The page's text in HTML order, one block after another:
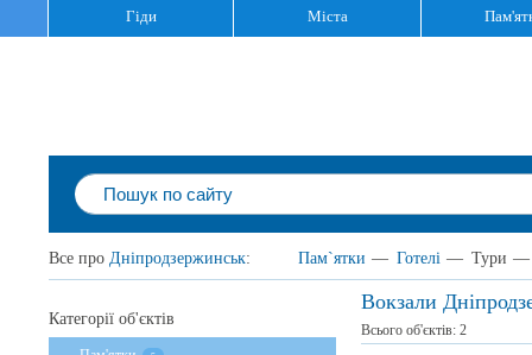
Гіди Міста
Все про Дніпродзержинськ: Пам`ятки — Готелі — Тури —
Вокзали
Всього об'єктів: 2
Категорії об'єктів